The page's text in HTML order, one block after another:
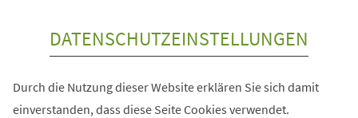
DATENSCHUTZEINSTELLUNGEN
Durch die Nutzung dieser Website erklären Sie sich damit
einverstanden, dass diese Seite Cookies verwendet.